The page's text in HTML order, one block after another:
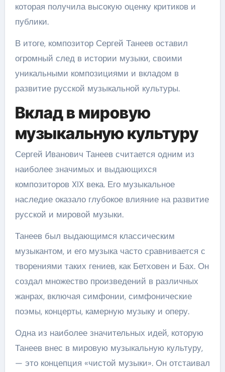
которая получила высокую оценку критиков и
публики.
В итоге, композитор Сергей Танеев оставил
огромный след в истории музыки, своими
уникальными композициями и вкладом в
развитие русской музыкальной культуры.
Вклад в мировую
музыкальную культуру
Сергей Иванович Танеев считается одним из
наиболее значимых и выдающихся
композиторов XIX века. Его музыкальное
наследие оказало глубокое влияние на развитие
русской и мировой музыки.
Танеев был выдающимся классическим
музыкантом, и его музыка часто сравнивается с
творениями таких гениев, как Бетховен и Бах. Он
создал множество произведений в различных
жанрах, включая симфонии, симфонические
поэмы, концерты, камерную музыку и оперу.
Одна из наиболее значительных идей, которую
Танеев внес в мировую музыкальную культуру,
— это концепция «чистой музыки». Он отстаивал